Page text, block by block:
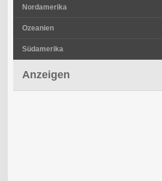
Nordamerika
Ozeanien
Südamerika
Anzeigen